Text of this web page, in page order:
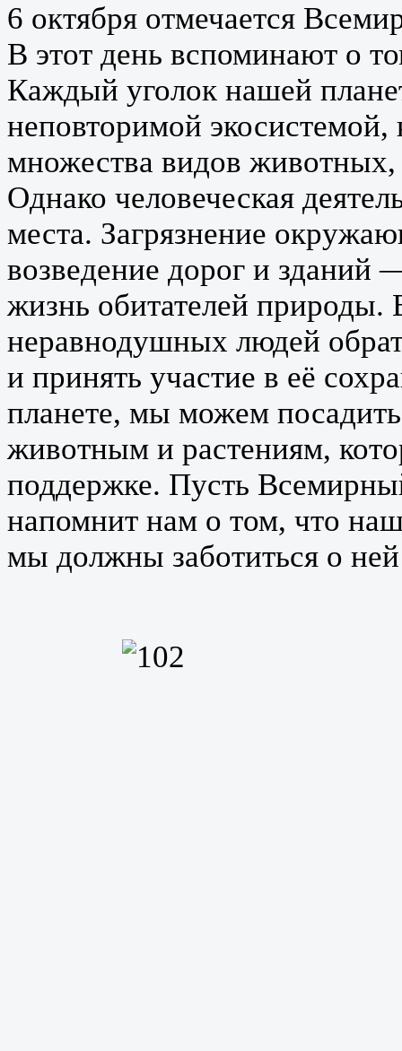
6 октября отмечается
В этот день вспоминают о
Каждый уголок нашей
неповторимой
множества видов
Однако человеческая
места. Загрязнение
возведение дорог и зданий
жизнь обитателей природы.
неравнодушных людей
и принять участие в её
планете, мы можем
животным и растениям,
поддержке. Пусть
напомнит нам о том, что
мы должны заботиться о ней